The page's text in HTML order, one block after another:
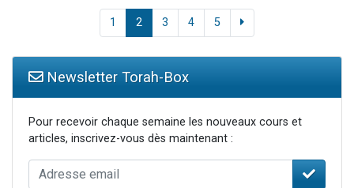
1 2 3 4 5
Newsletter Torah-Box
Pour recevoir chaque semaine les nouveaux cours et
articles, inscrivez-vous dès maintenant :